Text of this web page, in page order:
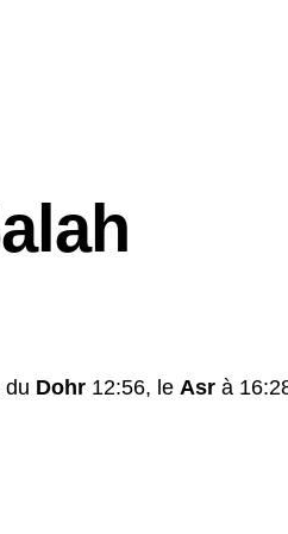
du Dohr 12:56, le Asr à